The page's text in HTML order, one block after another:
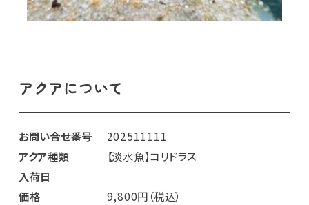
アクアについて
お問い合せ番号
202511111
アクア種類
【淡水魚】コリドラス
入荷日
価格
9,800円（税込）